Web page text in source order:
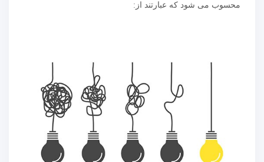
محسوب می شود که عبارتند از: